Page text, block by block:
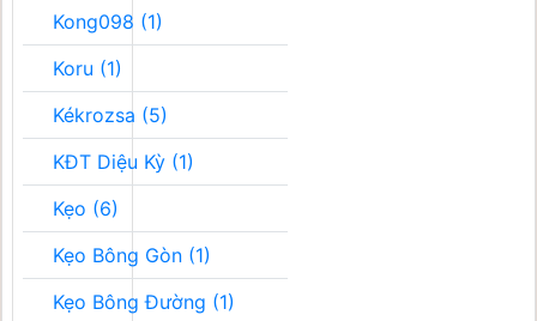
Kong098 (1)
Koru (1)
Kékrozsa (5)
KĐT Diệu Kỳ (1)
Kẹo (6)
Kẹo Bông Gòn (1)
Kẹo Bông Đường (1)